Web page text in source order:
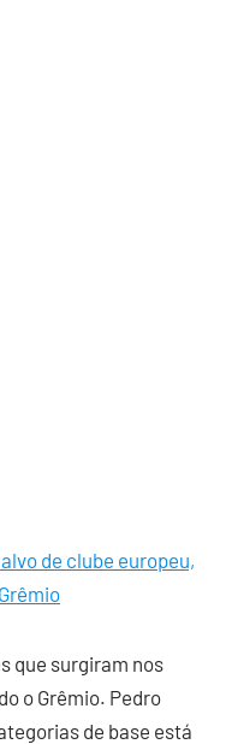
de clube europeu,
que surgiram nos
o Grêmio. Pedro
de base está